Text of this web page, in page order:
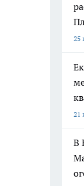
25
21
В